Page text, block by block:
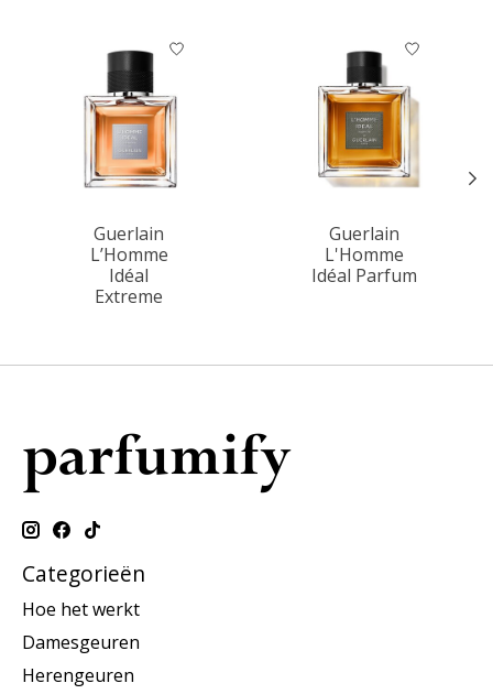
Items van productcarrousel
Guerlain
L’Homme
Idéal
Extreme
Guerlain
L'Homme
Idéal Parfum
Categorieën
Hoe het werkt
Damesgeuren
Herengeuren